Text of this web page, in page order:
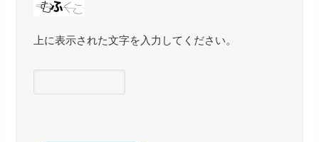
上に表示された文字を入力してください。